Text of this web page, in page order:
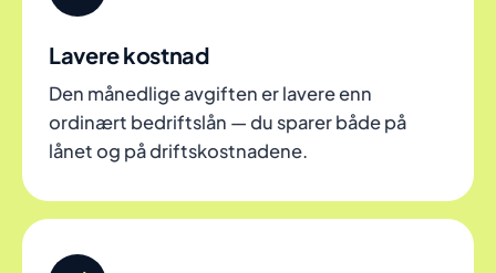
Lavere kostnad
Den månedlige avgiften er lavere enn
ordinært bedriftslån — du sparer både på
lånet og på driftskostnadene.